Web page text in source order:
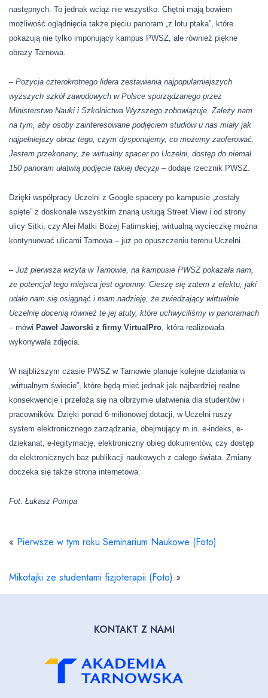
następnych. To jednak wciąż nie wszystko. Chętni mają bowiem
możliwość oglądnięcia także pięciu panoram „z lotu ptaka”, które
pokazują nie tylko imponujący kampus PWSZ, ale również piękne
obrazy Tarnowa.
– Pozycja czterokrotnego lidera zestawienia najpopularniejszych
wyższych szkół zawodowych w Polsce sporządzanego przez
Ministerstwo Nauki i Szkolnictwa Wyższego zobowiązuje. Zależy nam
na tym, aby osoby zainteresowane podjęciem studiów u nas miały jak
najpełniejszy obraz tego, czym dysponujemy, co możemy zaoferować.
Jestem przekonany, że wirtualny spacer po Uczelni, dostęp do niemal
150 panoram ułatwią podjęcie takiej decyzji –dodaje rzecznik PWSZ.
Dzięki współpracy Uczelni z Google spacery po kampusie „zostały
spięte” z doskonale wszystkim znaną usługą Street View i od strony
ulicy Sitki, czy Alei Matki Bożej Fatimskiej, wirtualną wycieczkę można
kontynuować ulicami Tarnowa – już po opuszczeniu terenu Uczelni.
– Już pierwsza wizyta w Tarnowie, na kampusie PWSZ pokazała nam,
że potencjał tego miejsca jest ogromny. Cieszę się zatem z efektu, jaki
udało nam się osiągnąć i mam nadzieję, że zwiedzający wirtualnie
Uczelnię docenią również te jej atuty, które uchwyciliśmy w panoramach
–mówi Paweł Jaworski z firmy VirtualPro, która realizowała
wykonywała zdjęcia.
W najbliższym czasie PWSZ w Tarnowie planuje kolejne działania w
„wirtualnym świecie”, które będą mieć jednak jak najbardziej realne
konsekwencje i przełożą się na olbrzymie ułatwienia dla studentów i
pracowników. Dzięki ponad 6-milionowej dotacji, w Uczelni ruszy
system elektronicznego zarządzania, obejmujący m.in. e-indeks, e-
dziekanat, e-legitymację, elektroniczny obieg dokumentów, czy dostęp
do elektronicznych baz publikacji naukowych z całego świata. Zmiany
doczeka się także strona internetowa.
Fot. Łukasz Pompa
« Pierwsze w tym roku Seminarium Naukowe (Foto)
Mikołajki ze studentami fizjoterapii (Foto) »
KONTAKT Z NAMI